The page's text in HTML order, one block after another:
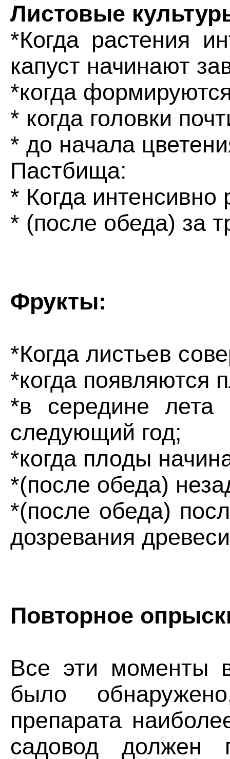
Листовые
*Когда растения
капуст начинают
*когда
* когда головки
* до начала
Пастбища:
* Когда интенсивно
* (после обеда) за
Фрукты:
*Когда листьев
*когда появляются
*в середине лета
следующий год;
*когда плоды
*(после обеда)
*(после обеда)
дозревания
Повторное
Все эти моменты
было
препарата
садовод должен